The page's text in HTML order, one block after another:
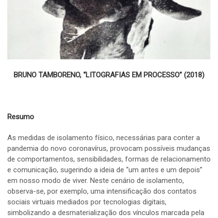
BRUNO TAMBORENO, “LITOGRAFIAS EM PROCESSO” (2018)
Resumo
As medidas de isolamento físico, necessárias para conter a
pandemia do novo coronavírus, provocam possíveis mudanças
de comportamentos, sensibilidades, formas de relacionamento
e comunicação, sugerindo a ideia de “um antes e um depois”
em nosso modo de viver. Neste cenário de isolamento,
observa-se, por exemplo, uma intensificação dos contatos
sociais virtuais mediados por tecnologias digitais,
simbolizando a desmaterialização dos vínculos marcada pela